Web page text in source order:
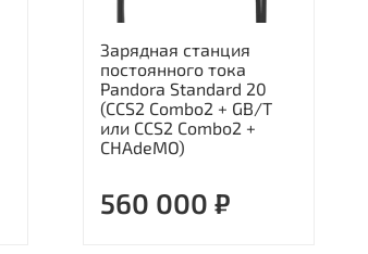
Зарядная станция
постоянного тока
Pandora Standard 20
(CCS2 Combo2 + GB/T
или CCS2 Combo2 +
CHAdeMO)
560 000 ₽